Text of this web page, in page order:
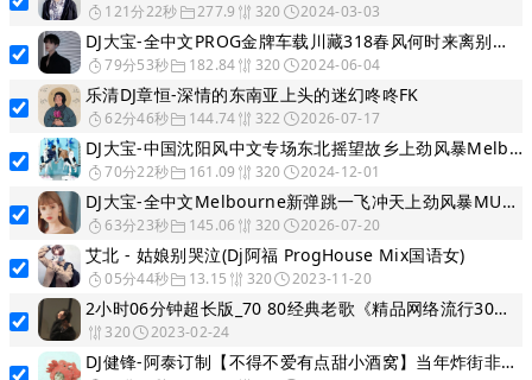
121分22秒 277.9 320 2024-03-03
DJ大宝-全中文PROG金牌车载川藏318春风何时来离别开出花MUSIC慢摇大碟
79分53秒 182.84 320 2024-06-04
乐清DJ章恒-深情的东南亚上头的迷幻咚咚FK
62分46秒 144.74 322 2026-07-17
DJ大宝-中国沈阳风中文专场东北摇望故乡上劲风暴Melbourne慢摇大碟
70分22秒 161.09 320 2024-12-01
DJ大宝-全中文Melbourne新弹跳一飞冲天上劲风暴MUSIC慢摇大碟
63分23秒 145.06 320 2026-07-20
艾北 - 姑娘别哭泣(Dj阿福 ProgHouse Mix国语女)
05分44秒 13.15 320 2023-11-20
2小时06分钟超长版_70 80经典老歌《精品网络流行30首_音乐怀集》精选车载CD慢歌靓碟
320 2023-02-24
DJ健锋-阿泰订制【不得不爱有点甜小酒窝】当年炸街非主流经典男女对唱连版篇